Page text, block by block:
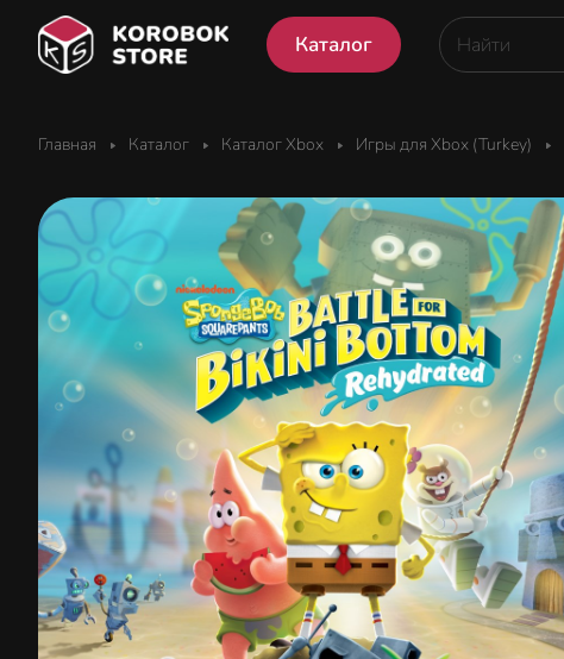
Каталог
Главная Каталог Каталог Xbox Игры для Xbox (Turkey)